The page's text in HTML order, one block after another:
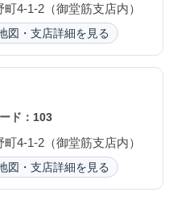
4-1-2（御堂筋支店内）
図・支店詳細を見る
ド： 103
4-1-2（御堂筋支店内）
図・支店詳細を見る